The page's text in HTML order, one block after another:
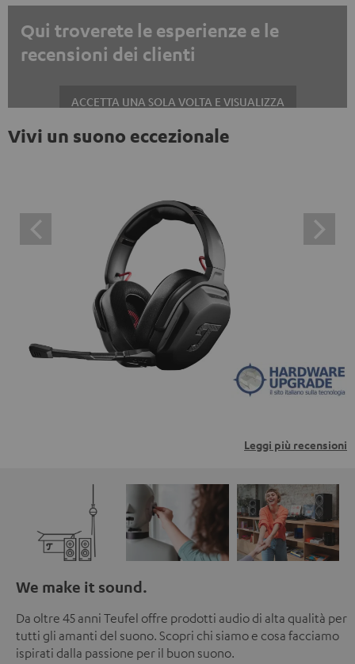
Qui troverete le esperienze e le
recensioni dei clienti
ACCETTA UNA SOLA VOLTA E VISUALIZZA
Mostrare sempre i contenuti esterni? Attivalo nelle impostazioni privacy
semplice clic. Facendo clic sul contenuto, l'utente
acconsente alla visualizzazione del contenuto esterno.
Ciò significa che i dati personali possono essere
trasmessi a piattaforme di terzi. Per maggiori
informazioni al riguardo, consultare la nostra informativa
Vivi un suono eccezionale
Leggi più recensioni
We make it sound.
Da oltre 45 anni Teufel offre prodotti audio di alta qualità per
tutti gli amanti del suono. Scopri chi siamo e cosa facciamo
ispirati dalla passione per il buon suono.